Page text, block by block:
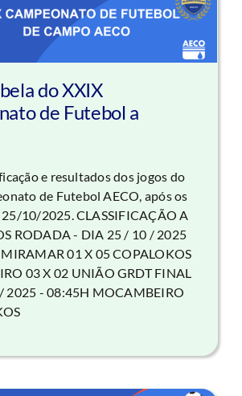
do XXIX
de Futebol a
e resultados dos jogos do
de Futebol AECO, após os
10/2025. CLASSIFICAÇÃO A
RODADA - DIA 25 / 10 / 2025
01 X 05 COPALOKOS
03 X 02 UNIÃO GRDT FINAL
2025 - 08:45H MOCAMBEIRO